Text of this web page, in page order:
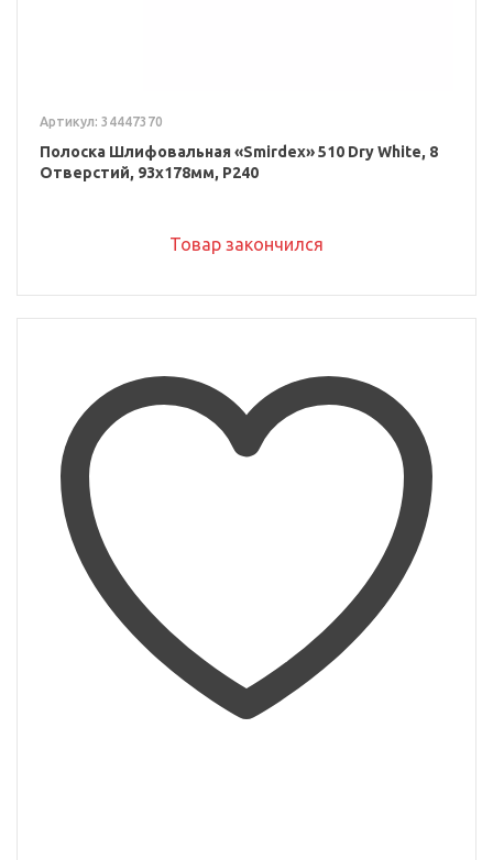
Артикул: 34447370
Полоска Шлифовальная «Smirdex» 510 Dry White, 8
Отверстий, 93x178мм, P240
Товар закончился